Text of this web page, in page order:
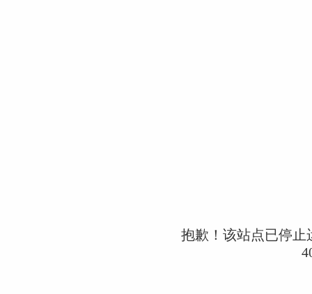
抱歉！该站点已停止